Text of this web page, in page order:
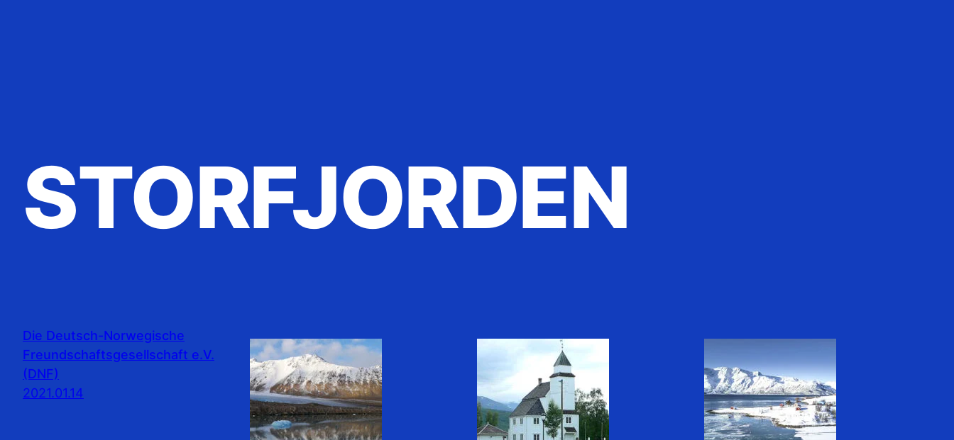
STORFJORDEN
Die Deutsch-Norwegische
Freundschaftsgesellschaft e.V.
(DNF)
2021.01.14